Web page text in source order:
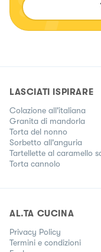
LASCIATI ISPIRARE
Colazione all'italiana
Granita di mandorla
Torta del nonno
Sorbetto all'anguria
Tartellette al caramello
Torta cannolo
AL.TA CUCINA
Privacy Policy
Termini e condizioni